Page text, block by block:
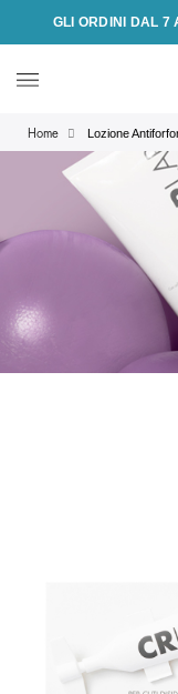
GLI ORDINI DAL 7
Home Lozione